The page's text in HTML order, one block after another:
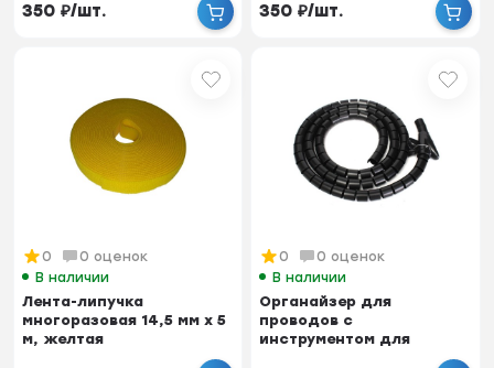
350 ₽/шт. 350 ₽/шт.
0
0 оценок
В наличии
Лента-липучка
многоразовая 14,5 мм x 5
м, желтая
0
0 оценок
В наличии
Органайзер для
проводов с
инструментом для